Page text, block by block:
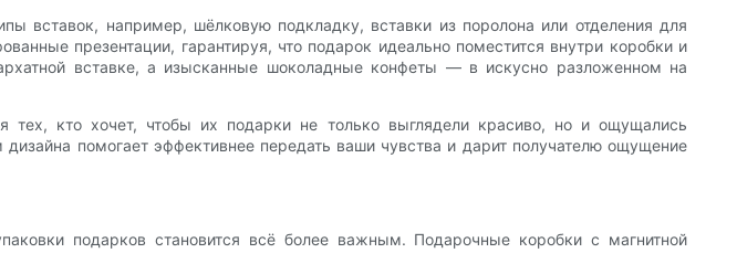
вставок, например, шёлковую подкладку, вставки из поролона или отделения для
презентации, гарантируя, что подарок идеально поместится внутри коробки и
вставке, а изысканные шоколадные конфеты — в искусно разложенном на
тех, кто хочет, чтобы их подарки не только выглядели красиво, но и ощущались
помогает эффективнее передать ваши чувства и дарит получателю ощущение
подарков становится всё более важным. Подарочные коробки с магнитной